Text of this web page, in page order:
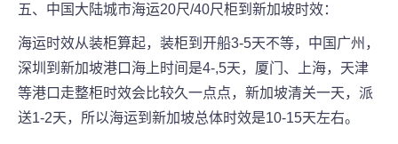
五、中国大陆城市海运20尺/40尺柜到新加坡时效：
海运时效从装柜算起，装柜到开船3-5天不等，中国广州，
深圳到新加坡港口海上时间是4-,5天，厦门、上海，天津
等港口走整柜时效会比较久一点点，新加坡清关一天，派
送1-2天，所以海运到新加坡总体时效是10-15天左右。